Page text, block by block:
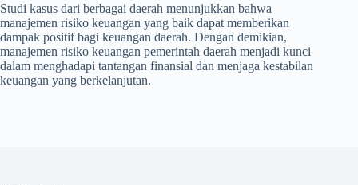
Studi kasus dari berbagai daerah menunjukkan bahwa
manajemen risiko keuangan yang baik dapat memberikan
dampak positif bagi keuangan daerah. Dengan demikian,
manajemen risiko keuangan pemerintah daerah menjadi kunci
dalam menghadapi tantangan finansial dan menjaga kestabilan
keuangan yang berkelanjutan.